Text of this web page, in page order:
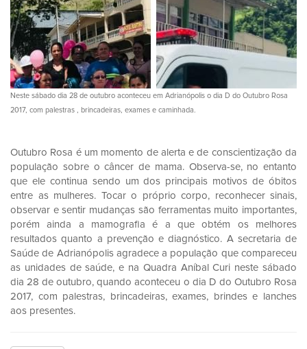
Neste sábado dia 28 de outubro aconteceu em Adrianópolis o dia D do Outubro Rosa
2017, com palestras , brincadeiras, exames e caminhada.
Outubro Rosa é um momento de alerta e de conscientização da
população sobre o câncer de mama. Observa-se, no entanto
que ele continua sendo um dos principais motivos de óbitos
entre as mulheres. Tocar o próprio corpo, reconhecer sinais,
observar e sentir mudanças são ferramentas muito importantes,
porém ainda a mamografia é a que obtém os melhores
resultados quanto a prevenção e diagnóstico. A secretaria de
Saúde de Adrianópolis agradece a população que compareceu
as unidades de saúde, e na Quadra Aníbal Curi neste sábado
dia 28 de outubro, quando aconteceu o dia D do Outubro Rosa
2017, com palestras, brincadeiras, exames, brindes e lanches
aos presentes.